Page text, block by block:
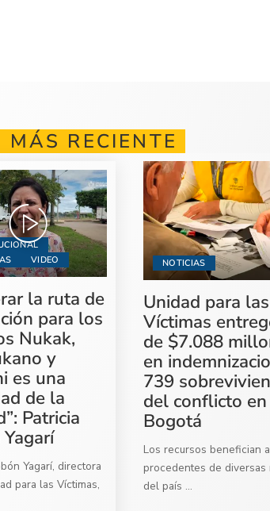
MÁS RECIENTE
VIDEO
la ruta de
para los
Nukak,
y
es una
de la
Patricia
Yagarí, directora
para las Víctimas,
NOTICIAS
Unidad para las
Víctimas
de $7.088
en
739
del conflicto en
Bogotá
Los recursos benefician
procedentes de diversas
del país ...